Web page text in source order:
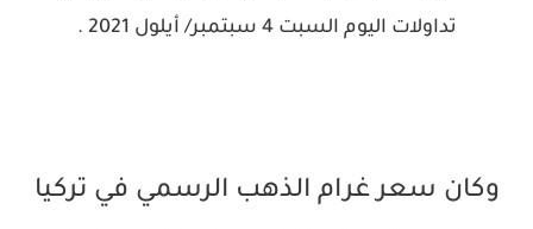
تداولات اليوم السبت 4 سبتمبر/ أيلول 2021 .
وكان سعر غرام الذهب الرسمي في تركيا